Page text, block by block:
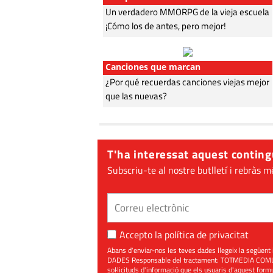
Un verdadero MMORPG de la vieja escuela
¡Cómo los de antes, pero mejor!
Canciones que marcan
¿Por qué recuerdas canciones viejas mejor
que las nuevas?
T'ha interessat aquest
Subscriu-te al nostre butlletí i rebràs
Accepto la política de privacitat
Abans d'enviar-nos les teves dades llegeix la següent
DADES Responsable del tractament: TOTMEDIA
sol·licituds d'informació que els usuaris d'aquest